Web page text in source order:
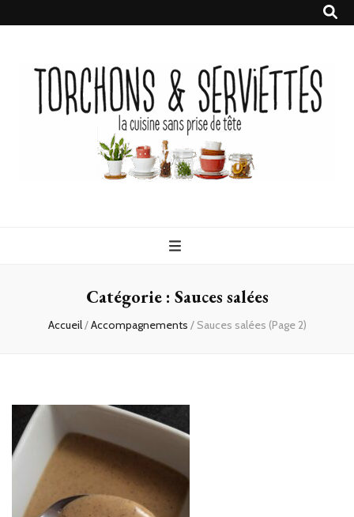
Serviettes
Catégorie : Sauces salées
Accueil/Accompagnements / Sauces salées (Page 2)